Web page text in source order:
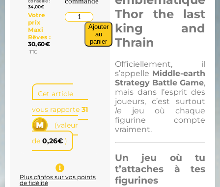
Thor the last
king and
Thrain
Officiellement, il
s’appelle Middle-earth
Strategy Battle Game,
mais dans l’esprit des
joueurs, c’est surtout
le jeu où chaque
figurine compte
vraiment.
Un jeu où tu
t’attaches à tes
figurines
34,00€
Votre
prix
Maxi
Rêves :
30,60€
TTC
Ajouter
au
panier
Cet article
vous rapporte 31
(valeur
de 0,26€ )
Plus d'infos sur vos points
de fidélité